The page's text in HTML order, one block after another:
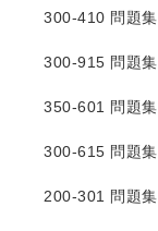
300-410 問題集
300-915 問題集
350-601 問題集
300-615 問題集
200-301 問題集